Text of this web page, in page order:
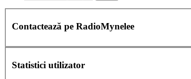
Contactează pe RadioMynelee
Statistici utilizator